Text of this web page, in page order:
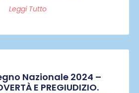
Leggi Tutto
Nazionale 2024 –
E PREGIUDIZIO.